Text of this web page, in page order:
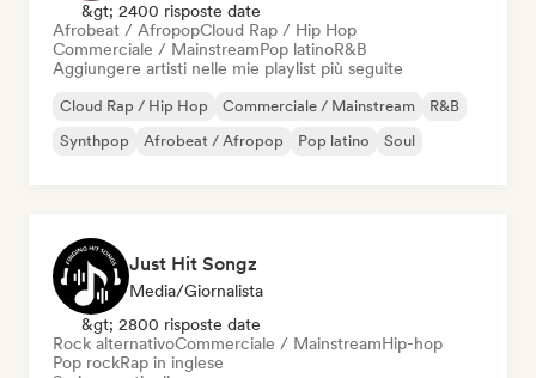
&gt; 2400 risposte date
Afrobeat / AfropopCloud Rap / Hip Hop
Commerciale / MainstreamPop latinoR&B
Aggiungere artisti nelle mie playlist più seguite
Cloud Rap / Hip Hop Commerciale / Mainstream
R&B
Synthpop
Afrobeat / Afropop Pop latino Soul
Just Hit Songz
Media/Giornalista
&gt; 2800 risposte date
Rock alternativoCommerciale / MainstreamHip-hop
Pop rockRap in inglese